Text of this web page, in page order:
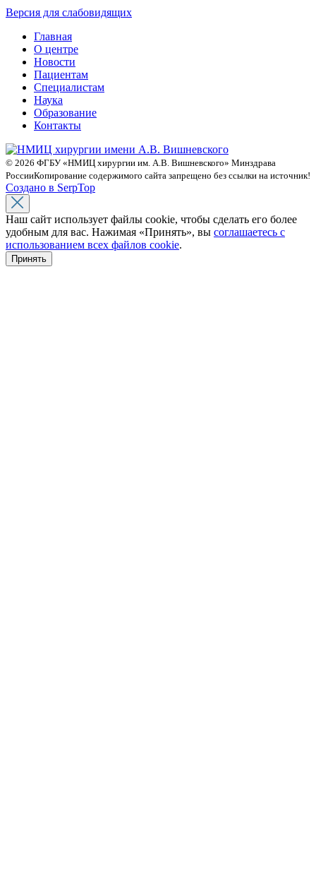
Версия для слабовидящих
Главная
О центре
Новости
Пациентам
Специалистам
Наука
Образование
Контакты
© 2026 ФГБУ «НМИЦ хирургии им. А.В. Вишневского» Минздрава
РоссииКопирование содержимого сайта запрещено без ссылки на источник!
Создано в SerpTop
Наш сайт использует файлы cookie, чтобы сделать его более
удобным для вас. Нажимая «Принять», вы соглашаетесь с
использованием всех файлов cookie.
Принять